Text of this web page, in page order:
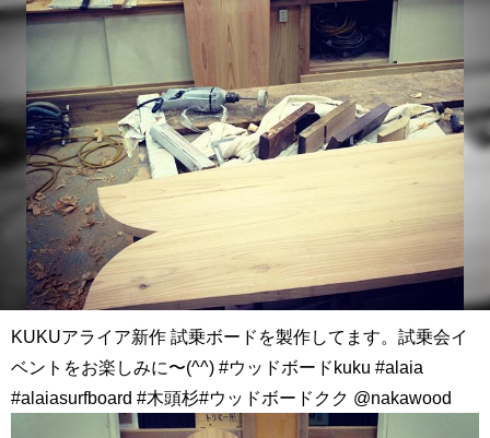
KUKUアライア新作 試乗ボードを製作してます。試乗会イ
ベントをお楽しみに〜(^^) #ウッドボードkuku #alaia
#alaiasurfboard #木頭杉#ウッドボードクク @nakawood